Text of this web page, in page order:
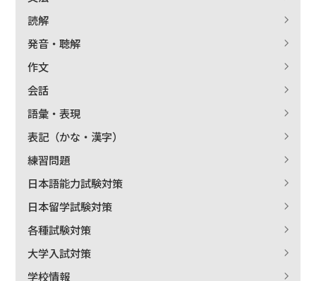
読解
発音・聴解
作文
会話
語彙・表現
表記（かな・漢字）
練習問題
日本語能力試験対策
日本留学試験対策
各種試験対策
大学入試対策
学校情報